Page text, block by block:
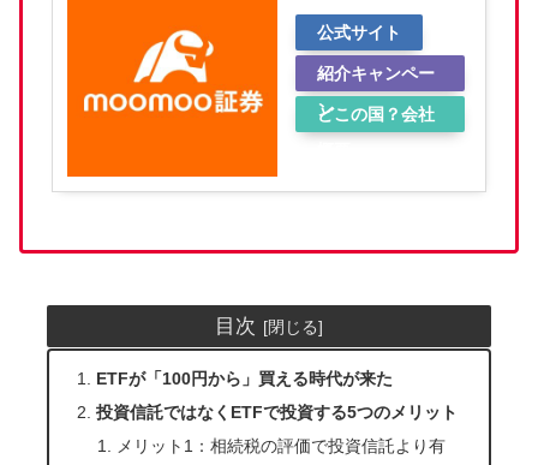
公式サイト
紹介キャンペー
ン
どこの国？会社
目次
ETFが「100円から」買える時代が来た
投資信託ではなくETFで投資する5つのメリット
メリット1：相続税の評価で投資信託より有